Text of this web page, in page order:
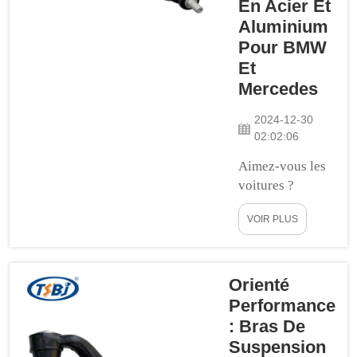
maintiennent une
conduite douce. Si
l'une de ces pièces
se casse ou est
endommagée...
En Acier Et
Aluminium
Pour BMW
Et
Mercedes
2024-12-30
02:02:06
Aimez-vous les
voitures ?
Connaissez-vous
BMW et
deux des
marques
automobiles les
plus populaires
VOIR PLUS
Orienté
Performance
: Bras De
Suspension